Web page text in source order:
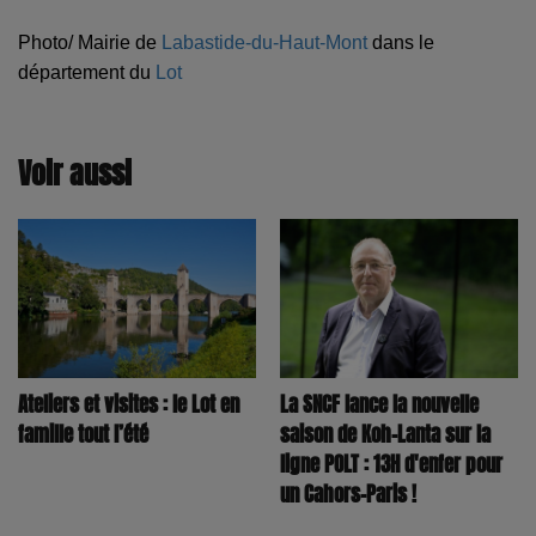
Photo/ Mairie de Labastide-du-Haut-Mont dans le
département du
Lot
Voir aussi
Ateliers et visites : le Lot en
famille tout l’été
La SNCF lance la nouvelle
saison de Koh-Lanta sur la
ligne POLT : 13H d'enfer pour
un Cahors-Paris !